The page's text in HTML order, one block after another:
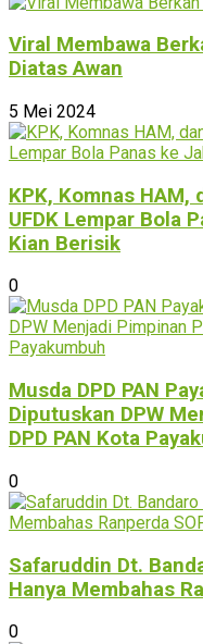
Viral Membawa
Diatas Awan
5 Mei 2024
KPK, Komnas HAM,
UFDK Lempar Bola
Kian Berisik
0
Musda DPD PAN
Diputuskan DPW
DPD PAN Kota
0
Safaruddin Dt.
Hanya Membahas
0